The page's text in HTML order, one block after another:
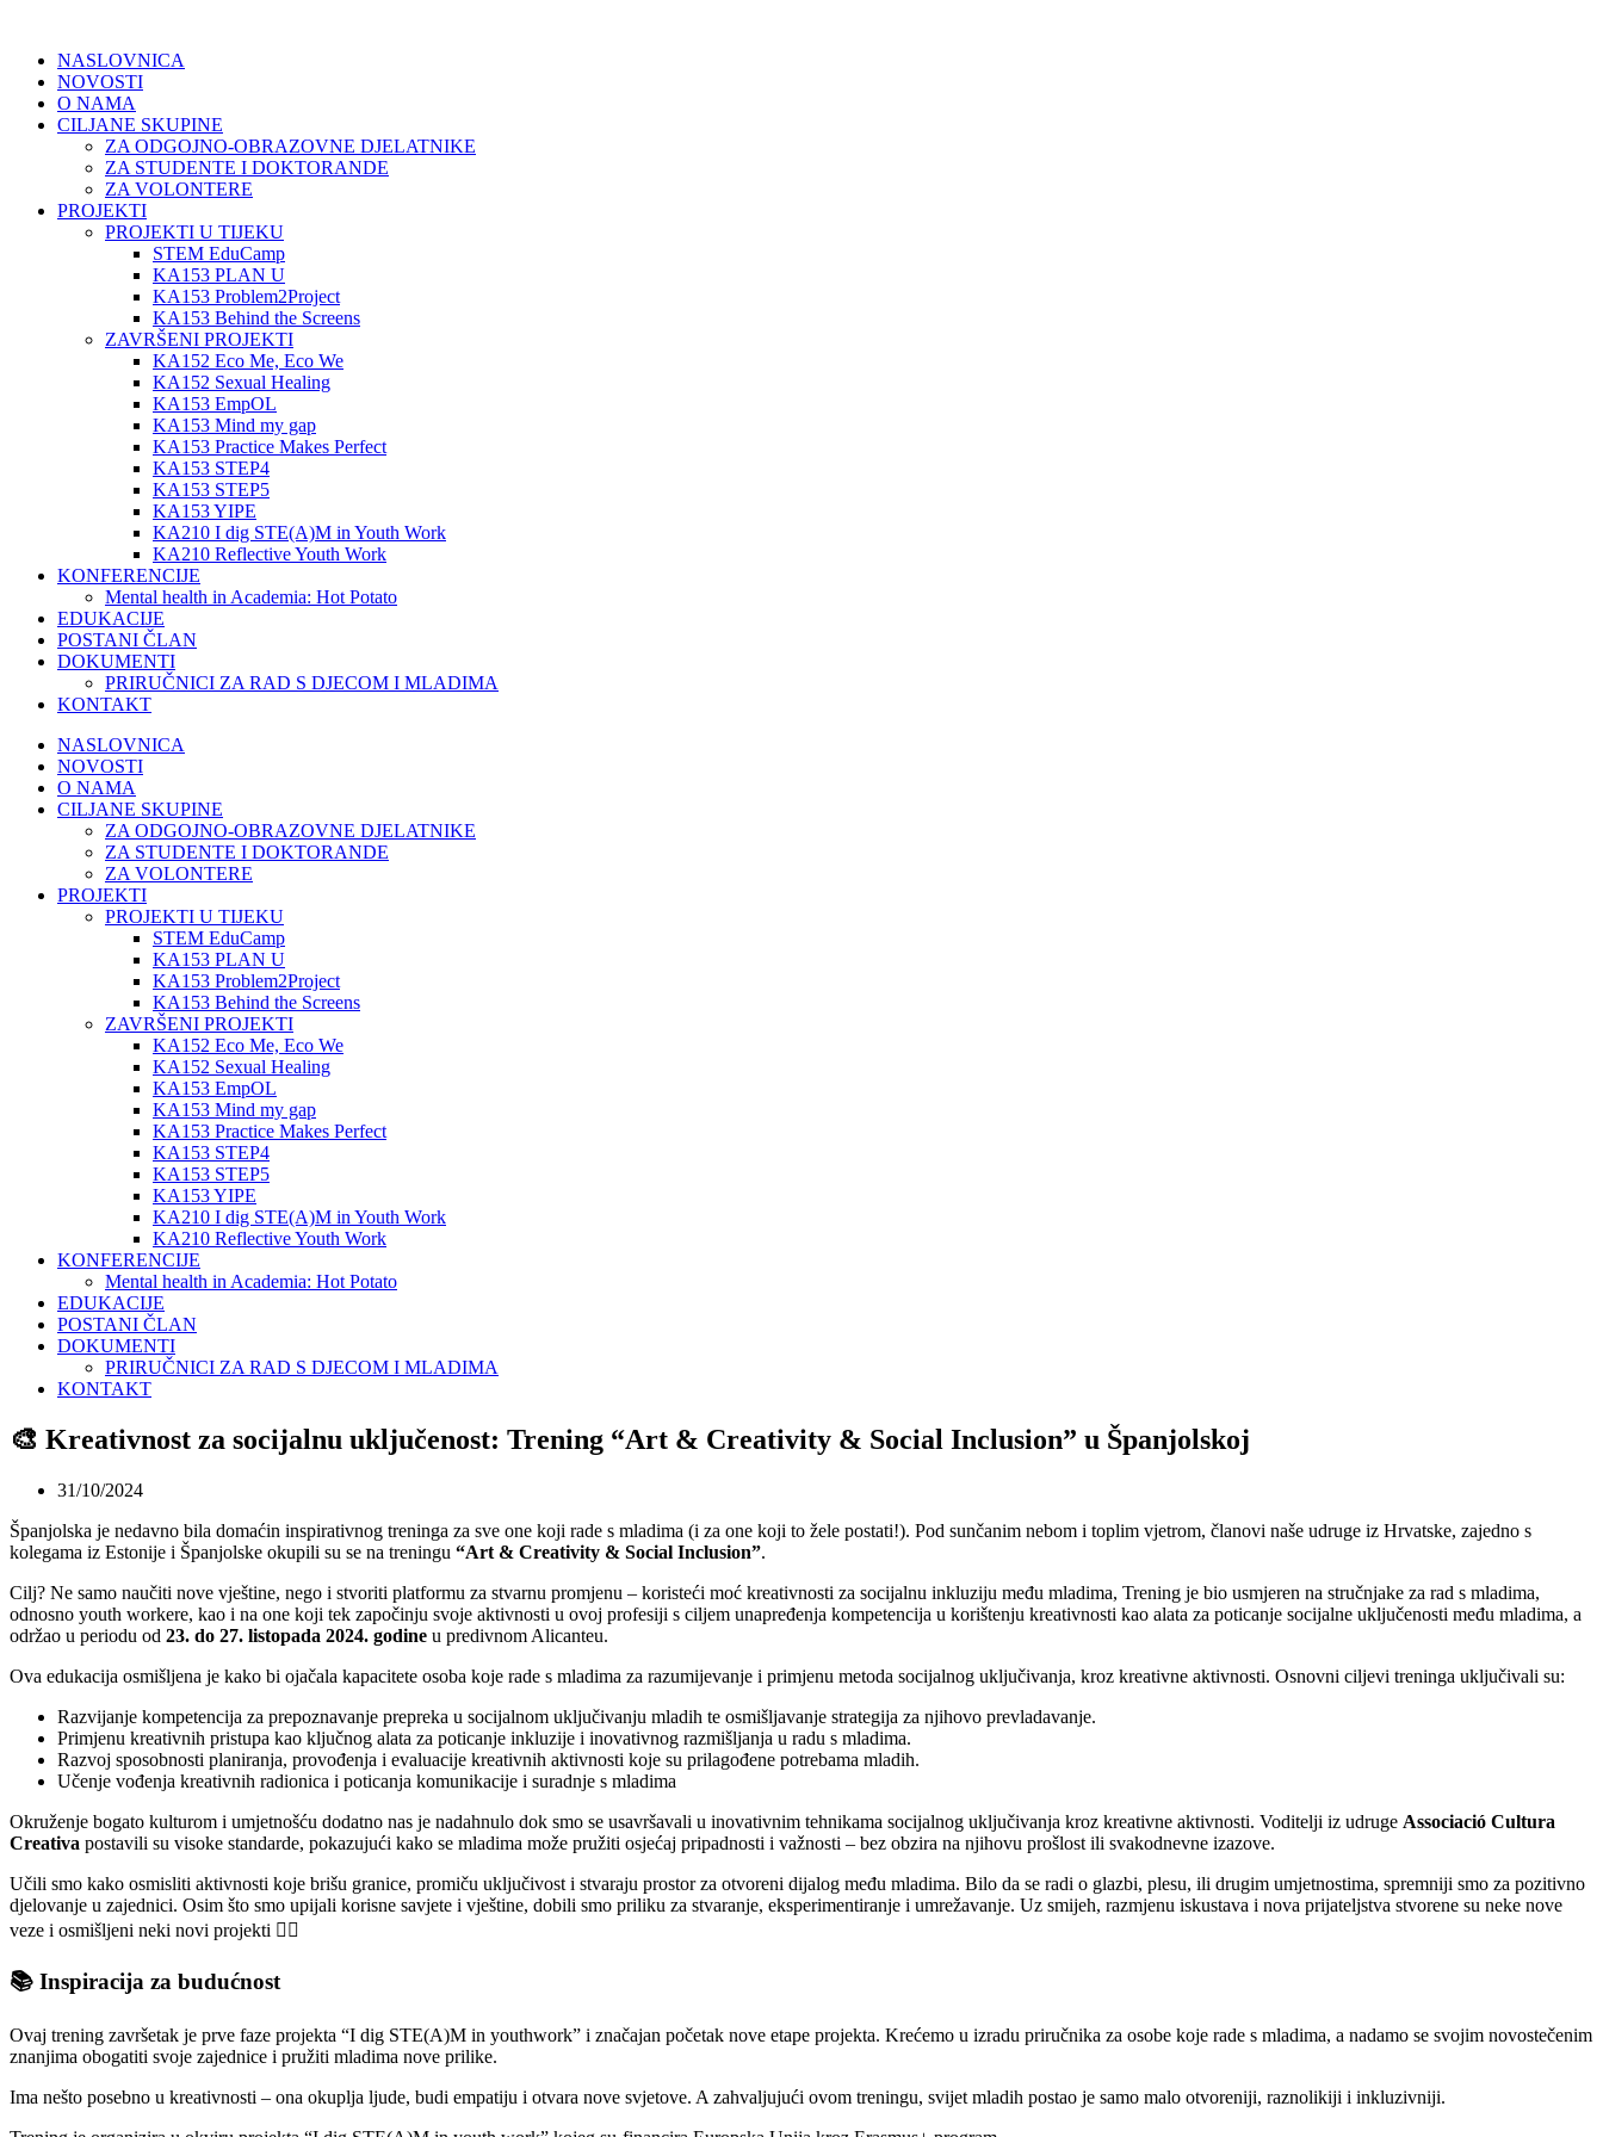
NASLOVNICA
NOVOSTI
O NAMA
CILJANE SKUPINE
ZA ODGOJNO-OBRAZOVNE DJELATNIKE
ZA STUDENTE I DOKTORANDE
ZA VOLONTERE
PROJEKTI
PROJEKTI U TIJEKU
STEM EduCamp
KA153 PLAN U
KA153 Problem2Project
KA153 Behind the Screens
ZAVRŠENI PROJEKTI
KA152 Eco Me, Eco We
KA152 Sexual Healing
KA153 EmpOL
KA153 Mind my gap
KA153 Practice Makes Perfect
KA153 STEP4
KA153 STEP5
KA153 YIPE
KA210 I dig STE(A)M in Youth Work
KA210 Reflective Youth Work
KONFERENCIJE
Mental health in Academia: Hot Potato
EDUKACIJE
POSTANI ČLAN
DOKUMENTI
PRIRUČNICI ZA RAD S DJECOM I MLADIMA
KONTAKT
NASLOVNICA
NOVOSTI
O NAMA
CILJANE SKUPINE
ZA ODGOJNO-OBRAZOVNE DJELATNIKE
ZA STUDENTE I DOKTORANDE
ZA VOLONTERE
PROJEKTI
PROJEKTI U TIJEKU
STEM EduCamp
KA153 PLAN U
KA153 Problem2Project
KA153 Behind the Screens
ZAVRŠENI PROJEKTI
KA152 Eco Me, Eco We
KA152 Sexual Healing
KA153 EmpOL
KA153 Mind my gap
KA153 Practice Makes Perfect
KA153 STEP4
KA153 STEP5
KA153 YIPE
KA210 I dig STE(A)M in Youth Work
KA210 Reflective Youth Work
KONFERENCIJE
Mental health in Academia: Hot Potato
EDUKACIJE
POSTANI ČLAN
DOKUMENTI
PRIRUČNICI ZA RAD S DJECOM I MLADIMA
KONTAKT
🎨 Kreativnost za socijalnu uključenost: Trening “Art & Creativity & Social Inclusion” u Španjolskoj
31/10/2024
Španjolska je nedavno bila domaćin inspirativnog treninga za sve one koji rade s mladima (i za one koji to žele postati!). Pod sunčanim nebom i toplim vjetrom, članovi naše udruge iz Hrvatske, zajedno s
kolegama iz Estonije i Španjolske okupili su se na treningu “Art & Creativity & Social Inclusion”.
Cilj? Ne samo naučiti nove vještine, nego i stvoriti platformu za stvarnu promjenu – koristeći moć kreativnosti za socijalnu inkluziju među mladima, Trening je bio usmjeren na stručnjake za rad s mladima,
odnosno youth workere, kao i na one koji tek započinju svoje aktivnosti u ovoj profesiji s ciljem unapređenja kompetencija u korištenju kreativnosti kao alata za poticanje socijalne uključenosti među mladima, a
održao u periodu od 23. do 27. listopada 2024. godine u predivnom Alicanteu.
Ova edukacija osmišljena je kako bi ojačala kapacitete osoba koje rade s mladima za razumijevanje i primjenu metoda socijalnog uključivanja, kroz kreativne aktivnosti. Osnovni ciljevi treninga uključivali su:
Razvijanje kompetencija za prepoznavanje prepreka u socijalnom uključivanju mladih te osmišljavanje strategija za njihovo prevladavanje.
Primjenu kreativnih pristupa kao ključnog alata za poticanje inkluzije i inovativnog razmišljanja u radu s mladima.
Razvoj sposobnosti planiranja, provođenja i evaluacije kreativnih aktivnosti koje su prilagođene potrebama mladih.
Učenje vođenja kreativnih radionica i poticanja komunikacije i suradnje s mladima
Okruženje bogato kulturom i umjetnošću dodatno nas je nadahnulo dok smo se usavršavali u inovativnim tehnikama socijalnog uključivanja kroz kreativne aktivnosti. Voditelji iz udruge Associació Cultura
Creativa postavili su visoke standarde, pokazujući kako se mladima može pružiti osjećaj pripadnosti i važnosti – bez obzira na njihovu prošlost ili svakodnevne izazove.
Učili smo kako osmisliti aktivnosti koje brišu granice, promiču uključivost i stvaraju prostor za otvoreni dijalog među mladima. Bilo da se radi o glazbi, plesu, ili drugim umjetnostima, spremniji smo za pozitivno
djelovanje u zajednici. Osim što smo upijali korisne savjete i vještine, dobili smo priliku za stvaranje, eksperimentiranje i umrežavanje. Uz smijeh, razmjenu iskustava i nova prijateljstva stvorene su neke nove
veze i osmišljeni neki novi projekti 🤹‍♂️
📚 Inspiracija za budućnost
Ovaj trening završetak je prve faze projekta “I dig STE(A)M in youthwork” i značajan početak nove etape projekta. Krećemo u izradu priručnika za osobe koje rade s mladima, a nadamo se svojim novostečenim
znanjima obogatiti svoje zajednice i pružiti mladima nove prilike.
Ima nešto posebno u kreativnosti – ona okuplja ljude, budi empatiju i otvara nove svjetove. A zahvaljujući ovom treningu, svijet mladih postao je samo malo otvoreniji, raznolikiji i inkluzivniji.